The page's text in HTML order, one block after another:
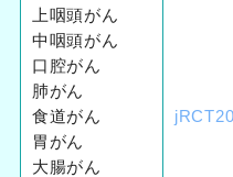
上咽頭がん
中咽頭がん
口腔がん
肺がん
食道がん
胃がん
大腸がん